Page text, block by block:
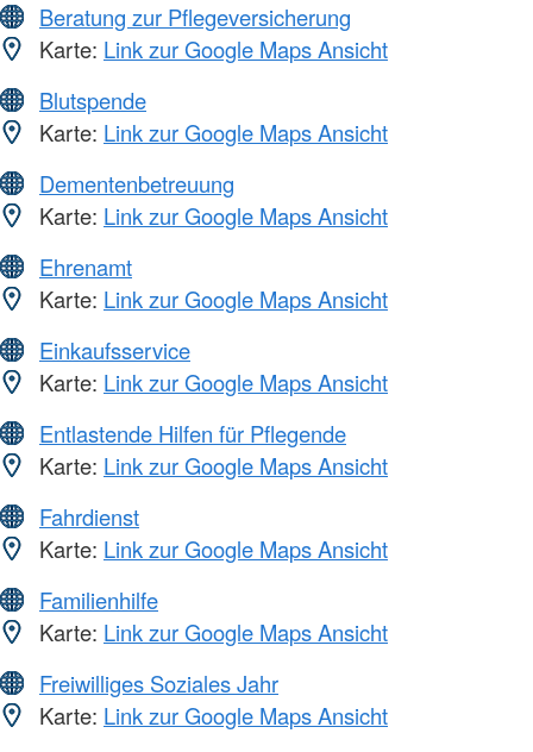
Beratung zur Pflegeversicherung
Karte: Link zur Google Maps Ansicht
Blutspende
Karte: Link zur Google Maps Ansicht
Dementenbetreuung
Karte: Link zur Google Maps Ansicht
Ehrenamt
Karte: Link zur Google Maps Ansicht
Einkaufsservice
Karte: Link zur Google Maps Ansicht
Entlastende Hilfen für Pflegende
Karte: Link zur Google Maps Ansicht
Fahrdienst
Karte: Link zur Google Maps Ansicht
Familienhilfe
Karte: Link zur Google Maps Ansicht
Freiwilliges Soziales Jahr
Karte: Link zur Google Maps Ansicht